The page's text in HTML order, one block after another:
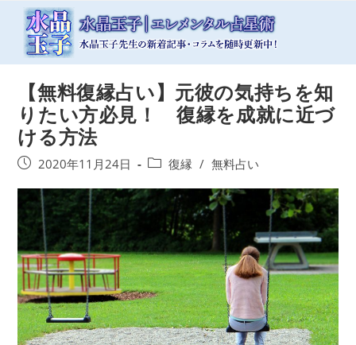
【無料復縁占い】元彼の気持ちを知
りたい方必見！ 復縁を成就に近づ
ける方法
投
開
日:
2020年11月24日
投
カ
テ
リ
ー:
復縁 / 無料占い